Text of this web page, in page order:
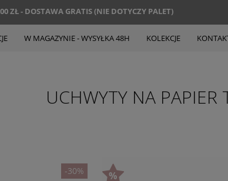
ZŁ - DOSTAWA GRATIS (NIE DOTYCZY PALET)
W MAGAZYNIE - WYSYŁKA 48H KOLEKCJE
UCHWYTY NA PAPIER
-30%